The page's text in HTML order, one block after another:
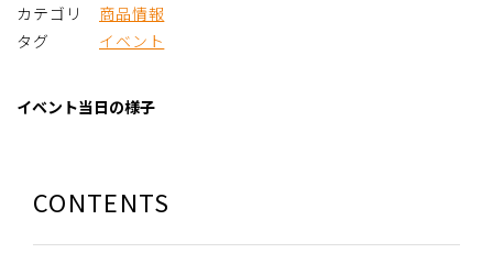
カテゴリ
商品情報
タグ
イベント
イベント当日の様子
CONTENTS